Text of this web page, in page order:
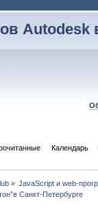
Autodesk
Календарь
» JavaScript и web-
Санкт-Петербурге